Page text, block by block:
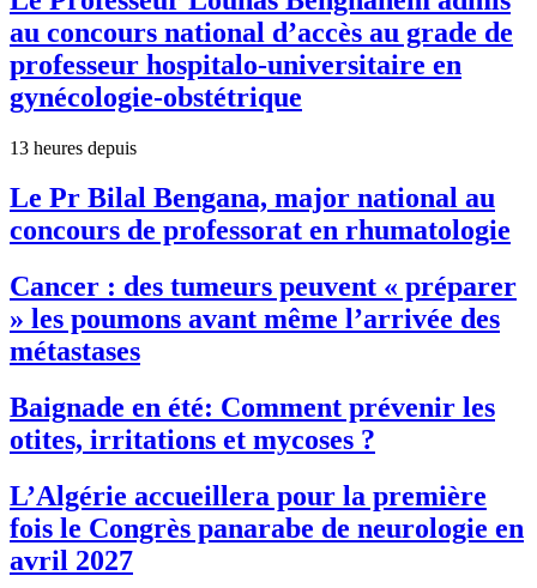
au concours national d’accès au grade de
professeur hospitalo-universitaire en
gynécologie-obstétrique
13 heures depuis
Le Pr Bilal Bengana, major national au
concours de professorat en rhumatologie
Cancer : des tumeurs peuvent « préparer
» les poumons avant même l’arrivée des
métastases
Baignade en été: Comment prévenir les
otites, irritations et mycoses ?
L’Algérie accueillera pour la première
fois le Congrès panarabe de neurologie en
avril 2027